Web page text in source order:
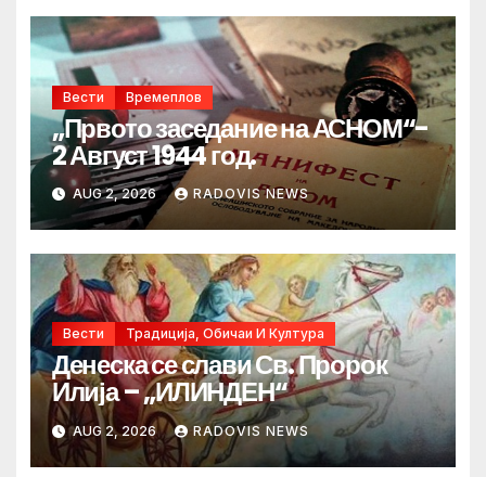
Вести Времеплов
„Првото заседание на АСНОМ“-
2 Август 1944 год.
AUG 2, 2026 RADOVIS NEWS
Вести Традиција, Обичаи И Култура
Денеска се слави Св. Пророк
Илија – „ИЛИНДЕН“
AUG 2, 2026 RADOVIS NEWS